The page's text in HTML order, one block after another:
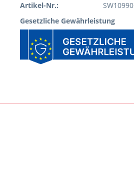
Artikel-Nr.:
SW10990
Gesetzliche Gewährleistung